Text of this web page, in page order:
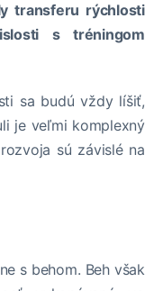
transferu rýchlosti
s tréningom
sa budú vždy líšiť,
je veľmi komplexný
sú závislé na
s behom. Beh však